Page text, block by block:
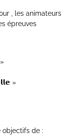
, les animateurs
épreuves
»
objectifs de :